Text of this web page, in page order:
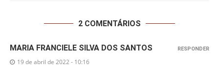
2 COMENTÁRIOS
MARIA FRANCIELE SILVA DOS SANTOS
19 de abril de 2022 - 10:16
RESPONDER